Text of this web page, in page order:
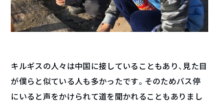
キルギスの人々は中国に接していることもあり、見た目
が僕らと似ている人も多かったです。そのためバス停
にいると声をかけられて道を聞かれることもありまし